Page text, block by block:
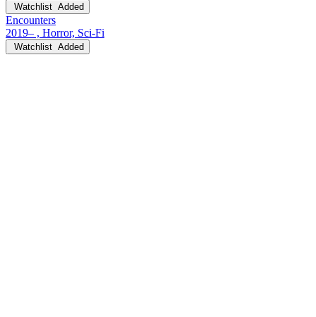
Watchlist Added
Encounters
2019– , Horror, Sci-Fi
Watchlist Added